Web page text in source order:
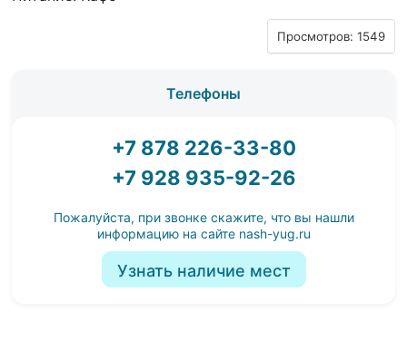
Просмотров: 1549
Телефоны
+7 878 226-33-80
+7 928 935-92-26
Пожалуйста, при звонке скажите, что вы нашли
информацию на сайте nash-yug.ru
Узнать наличие мест